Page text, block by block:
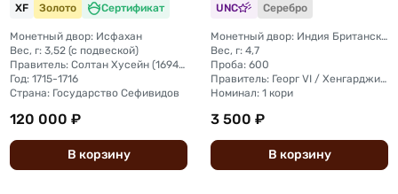
XF Золото Сертификат
Монетный двор: Исфахан
Вес, г: 3,52 (с подвеской)
Правитель: Солтан Хусейн (1694-1722)
Год: 1715-1716
Страна: Государство Сефивидов
120 000 ₽
В корзину
UNC Серебро
Монетный двор: Индия Британская, Бхудж
Вес, г: 4,7
Проба: 600
Правитель: Георг VI / Хенгарджи III
Номинал: 1 кори
3 500 ₽
В корзину